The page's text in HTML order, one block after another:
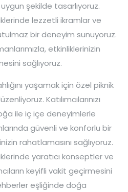
şekilde tasarlıyoruz.
lezzetli ikramlar ve
bir deneyim sunuyoruz.
etkinliklerinizin
sağlıyoruz.
yaşamak için özel piknik
Katılımcılarınızı
ile iç içe deneyimlerle
güvenli ve konforlu bir
rahatlamasını sağlıyoruz.
yaratıcı konseptler ve
keyifli vakit geçirmesini
eşliğinde doğa